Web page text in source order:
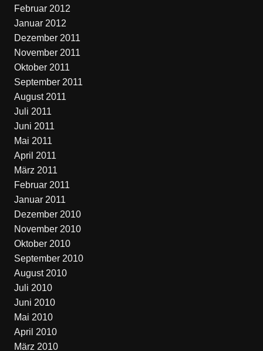
Februar 2012
Januar 2012
Dezember 2011
November 2011
Oktober 2011
September 2011
August 2011
Juli 2011
Juni 2011
Mai 2011
April 2011
März 2011
Februar 2011
Januar 2011
Dezember 2010
November 2010
Oktober 2010
September 2010
August 2010
Juli 2010
Juni 2010
Mai 2010
April 2010
März 2010